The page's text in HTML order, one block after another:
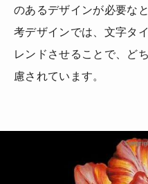
のあるデザインが必要な
考デザインでは、文字タ
レンドさせることで、ど
慮されています。